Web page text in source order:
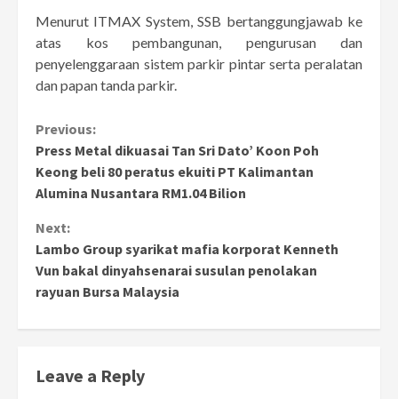
Menurut ITMAX System, SSB bertanggungjawab ke
atas kos pembangunan, pengurusan dan
penyelenggaraan sistem parkir pintar serta peralatan
dan papan tanda parkir.
Continue
Reading
Previous:
Press Metal dikuasai Tan Sri Dato’ Koon Poh
Keong beli 80 peratus ekuiti PT Kalimantan
Alumina Nusantara RM1.04 Bilion
Next:
Lambo Group syarikat mafia korporat Kenneth
Vun bakal dinyahsenarai susulan penolakan
rayuan Bursa Malaysia
Leave a Reply